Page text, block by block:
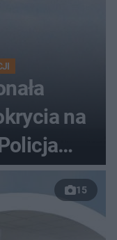
na
odcinek
15